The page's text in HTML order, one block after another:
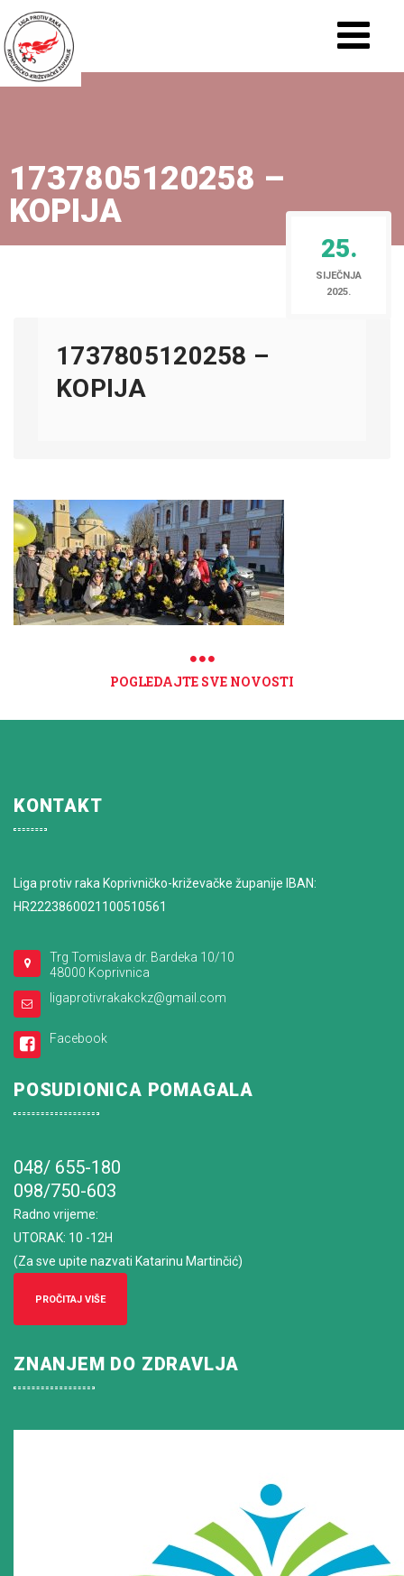
1737805120258 –
KOPIJA
25.
SIJEČNJA
2025.
1737805120258 –
KOPIJA
POGLEDAJTE SVE NOVOSTI
KONTAKT
Liga protiv raka Koprivničko-križevačke županije IBAN:
HR2223860021100510561
Trg Tomislava dr. Bardeka 10/10
48000 Koprivnica
ligaprotivrakakckz@gmail.com
Facebook
POSUDIONICA POMAGALA
048/ 655-180
098/750-603
Radno vrijeme:
UTORAK: 10 -12H
(Za sve upite nazvati Katarinu Martinčić)
PROČITAJ VIŠE
ZNANJEM DO ZDRAVLJA